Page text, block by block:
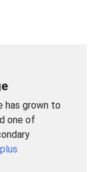
has grown to
one of